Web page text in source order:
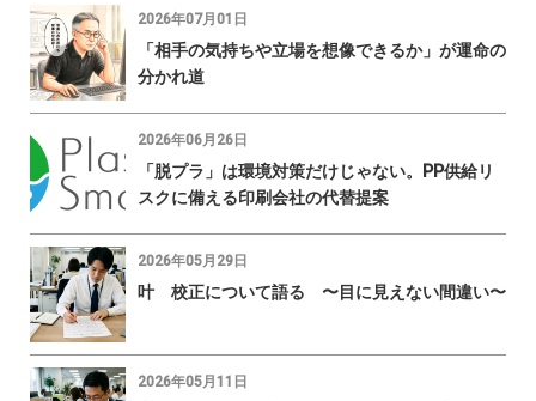
2026年07月01日
「相手の気持ちや立場を想像できるか」が運命の
分かれ道
2026年06月26日
「脱プラ」は環境対策だけじゃない。PP供給リ
スクに備える印刷会社の代替提案
2026年05月29日
叶 校正について語る 〜目に見えない間違い〜
2026年05月11日